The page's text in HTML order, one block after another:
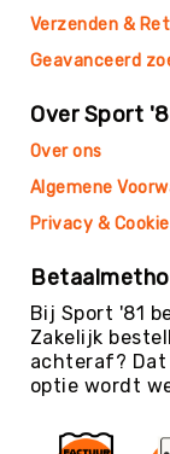
/
&
Verzenden &
Geavanceerd
Over Sport
Over ons
Algemene
Privacy & Cookie
Bij Sport '81
Zakelijk
achteraf? Dat
optie wordt